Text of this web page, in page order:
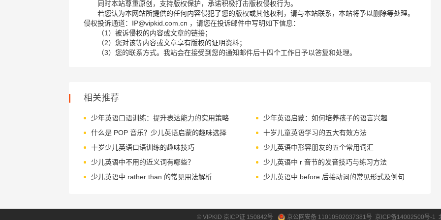
同时本站尊重原创，支持版权保护，承诺积极打击版权侵权行为。
若您认为本网站所提供的任何内容侵犯了您的版权或其他权利，请与本站联系，本站将予以删除等处理。
侵权投诉通道：IP@vipkid.com.cn ，请您在投诉邮件中写明如下信息：
（1）被诉侵权的内容或文章的链接；
（2）您对该等内容或文章享有版权的证明资料；
（3）您的联系方式。我站会在接受到您的通知邮件后十四个工作日予以答复和处理。
相关推荐
少年英语口语训练：提升表达能力的实用策略
少年英语启蒙：如何培养孩子的语言兴趣
什么是 POP 音乐？少儿英语启蒙的趣味选择
十岁儿童英语学习的五大有效方法
十岁少儿英语口语训练的趣味技巧
少儿英语中形容朋友的五个常用词汇
少儿英语中不用的近义词有哪些？
少儿英语中 r 音节的发音技巧与练习方法
少儿英语中 rather than 的常见用法解析
少儿英语中 before 后接动词的常见形式及例句
© VIPKID 京ICP证 150842号 京公网安备 11010502037381号 京ICP备14002500号-1